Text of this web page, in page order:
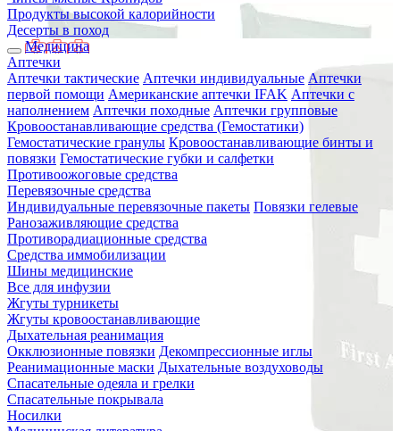
Продукты высокой калорийности
Десерты в поход
Медицина
Аптечки
Аптечки тактические Аптечки индивидуальные Аптечки
первой помощи Американские аптечки IFAK Аптечки с
наполнением Аптечки походные Аптечки групповые
Кровоостанавливающие средства (Гемостатики)
Гемостатические гранулы Кровоостанавливающие бинты и
повязки Гемостатические губки и салфетки
Противоожоговые средства
Перевязочные средства
Индивидуальные перевязочные пакеты Повязки гелевые
Ранозаживляющие средства
Противорадиационные средства
Средства иммобилизации
Шины медицинские
Все для инфузии
Жгуты турникеты
Жгуты кровоостанавливающие
Дыхательная реанимация
Окклюзионные повязки Декомпрессионные иглы
Реанимационные маски Дыхательные воздуховоды
Спасательные одеяла и грелки
Спасательные покрывала
Носилки